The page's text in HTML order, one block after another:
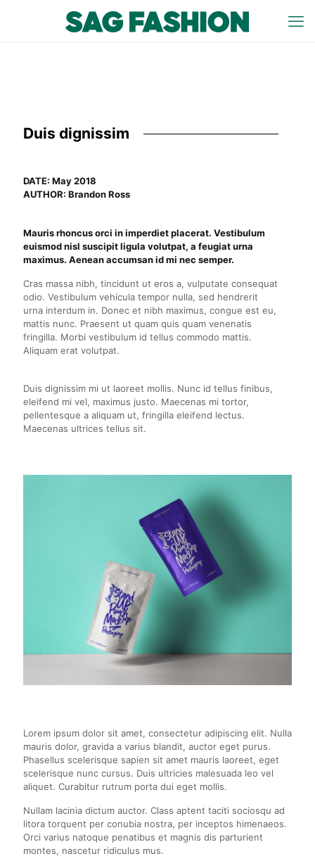
Duis dignissim
DATE: May 2018
AUTHOR: Brandon Ross
Mauris rhoncus orci in imperdiet placerat. Vestibulum
euismod nisl suscipit ligula volutpat, a feugiat urna
maximus. Aenean accumsan id mi nec semper.
Cras massa nibh, tincidunt ut eros a, vulputate consequat
odio. Vestibulum vehicula tempor nulla, sed hendrerit
urna interdum in. Donec et nibh maximus, congue est eu,
mattis nunc. Praesent ut quam quis quam venenatis
fringilla. Morbi vestibulum id tellus commodo mattis.
Aliquam erat volutpat.
Duis dignissim mi ut laoreet mollis. Nunc id tellus finibus,
eleifend mi vel, maximus justo. Maecenas mi tortor,
pellentesque a aliquam ut, fringilla eleifend lectus.
Maecenas ultrices tellus sit.
Lorem ipsum dolor sit amet, consectetur adipiscing elit. Nulla
mauris dolor, gravida a varius blandit, auctor eget purus.
Phasellus scelerisque sapien sit amet mauris laoreet, eget
scelerisque nunc cursus. Duis ultricies malesuada leo vel
aliquet. Curabitur rutrum porta dui eget mollis.
Nullam lacinia dictum auctor. Class aptent taciti sociosqu ad
litora torquent per conubia nostra, per inceptos himenaeos.
Orci varius natoque penatibus et magnis dis parturient
montes, nascetur ridiculus mus.